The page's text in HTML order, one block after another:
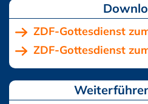
ZDF-Gottesdienst
ZDF-Gottesdienst